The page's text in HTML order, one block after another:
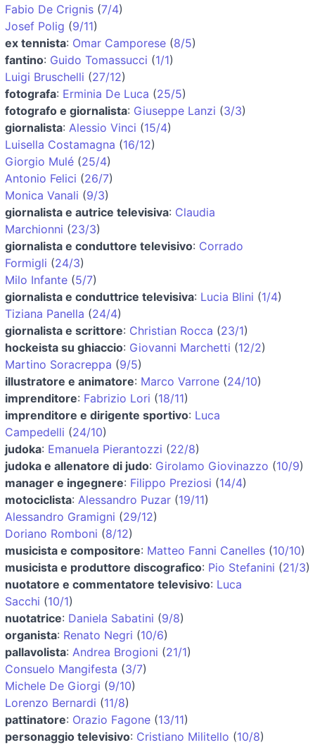
Fabio De Crignis (7/4)
Josef Polig (9/11)
ex tennista: Omar Camporese (8/5)
fantino: Guido Tomassucci (1/1)
Luigi Bruschelli (27/12)
fotografa: Erminia De Luca (25/5)
fotografo e giornalista: Giuseppe Lanzi (3/3)
giornalista: Alessio Vinci (15/4)
Luisella Costamagna (16/12)
Giorgio Mulé (25/4)
Antonio Felici (26/7)
Monica Vanali (9/3)
giornalista e autrice televisiva: Claudia
Marchionni (23/3)
giornalista e conduttore televisivo: Corrado
Formigli (24/3)
Milo Infante (5/7)
giornalista e conduttrice televisiva: Lucia Blini (1/4)
Tiziana Panella (24/4)
giornalista e scrittore: Christian Rocca (23/1)
hockeista su ghiaccio: Giovanni Marchetti (12/2)
Martino Soracreppa (9/5)
illustratore e animatore: Marco Varrone (24/10)
imprenditore: Fabrizio Lori (18/11)
imprenditore e dirigente sportivo: Luca
Campedelli (24/10)
judoka: Emanuela Pierantozzi (22/8)
judoka e allenatore di judo: Girolamo Giovinazzo (10/9)
manager e ingegnere: Filippo Preziosi (14/4)
motociclista: Alessandro Puzar (19/11)
Alessandro Gramigni (29/12)
Doriano Romboni (8/12)
musicista e compositore: Matteo Fanni Canelles (10/10)
musicista e produttore discografico: Pio Stefanini (21/3)
nuotatore e commentatore televisivo: Luca
Sacchi (10/1)
nuotatrice: Daniela Sabatini (9/8)
organista: Renato Negri (10/6)
pallavolista: Andrea Brogioni (21/1)
Consuelo Mangifesta (3/7)
Michele De Giorgi (9/10)
Lorenzo Bernardi (11/8)
pattinatore: Orazio Fagone (13/11)
personaggio televisivo: Cristiano Militello (10/8)